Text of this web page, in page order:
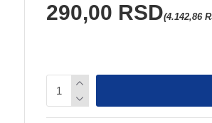
290,00 RSD(4.142,86